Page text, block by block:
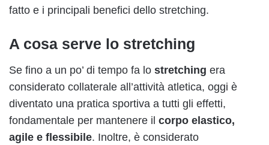
fatto e i principali benefici dello stretching.
A cosa serve lo stretching
Se fino a un po’ di tempo fa lo stretching era
considerato collaterale all’attività atletica, oggi è
diventato una pratica sportiva a tutti gli effetti,
fondamentale per mantenere il corpo elastico,
agile e flessibile. Inoltre, è considerato